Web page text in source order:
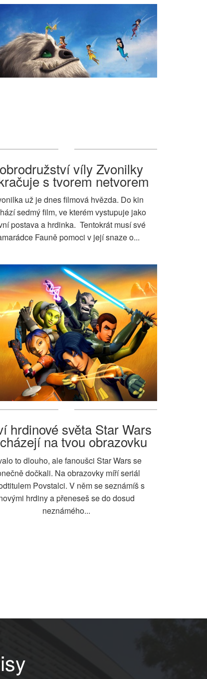
víly Zvonilky
s tvorem netvorem
už je dnes filmová hvězda. Do kin
sedmý film, ve kterém vystupuje jako
postava a hrdinka. Tentokrát musí své
Fauně pomoci v její snaze o...
hrdinové světa Star Wars
na tvou obrazovku
to dlouho, ale fanoušci Star Wars se
dočkali. Na obrazovky míří seriál
Povstalci. V něm se seznámíš s
hrdiny a přeneseš se do dosud
neznámého...